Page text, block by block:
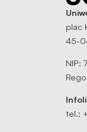
plac
45-
NIP:
tel.: